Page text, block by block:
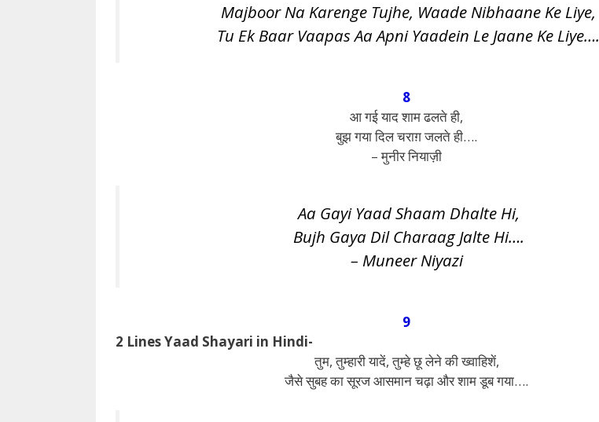
Majboor Na Karenge Tujhe, Waade Nibhaane Ke Liye,
Tu Ek Baar Vaapas Aa Apni Yaadein Le Jaane Ke Liye….
8
आ गई याद शाम ढलते ही,
बुझ गया दिल चराग़ जलते ही….
– मुनीर नियाज़ी
Aa Gayi Yaad Shaam Dhalte Hi,
Bujh Gaya Dil Charaag Jalte Hi….
– Muneer Niyazi
9
2 Lines Yaad Shayari in Hindi-
तुम, तुम्हारी यादें, तुम्हे छू लेने की ख्वाहिशें,
जैसे सुबह का सूरज आसमान चढ़ा और शाम डूब गया….